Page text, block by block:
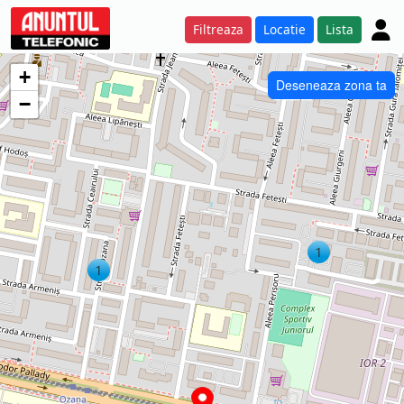
Filtreaza Locatie Lista
+
−
Deseneaza zona ta